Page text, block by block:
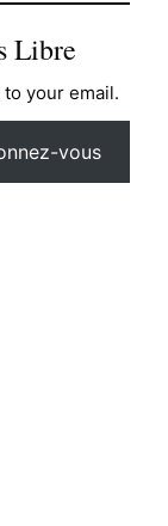
Libre
your email.
vous